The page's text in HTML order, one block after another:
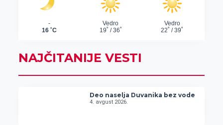
NAJČITANIJE VESTI
Deo naselja Duvanika bez vode
4. avgust 2026.